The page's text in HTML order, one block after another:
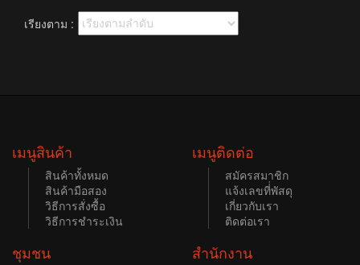
เรียงตาม :
เมนูสินค้า
สินค้าทั้งหมด
สินค้ามือสอง
วิธีการสั่งซื้อ
วิธีการชำระเงิน
เมนูติดต่อ
สมัครสมาชิก
แจ้งเลขที่่พัสดุ
เกี่ยวกับเรา
ติดต่อเรา
ชุมชน สำนักงาน